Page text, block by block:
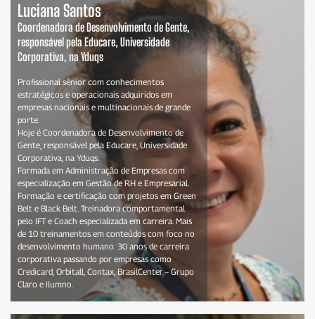
Luciana Santos
Coordenadora de Desenvolvimento de Gente,
responsável pela Educare, Universidade
Corporativa, na Yduqs
Profissional sênior com conhecimentos
estratégicos e operacionais adquiridos em
empresas nacionais e multinacionais de grande
porte.
Hoje é Coordenadora de Desenvolvimento de
Gente, responsável pela Educare, Universidade
Corporativa, na Yduqs.
Formada em Administração de Empresas com
especialização em Gestão de RH e Empresarial.
Formação e certificação com projetos em Green
Belt e Black Belt. Treinadora comportamental
pelo IFT e Coach especializada em carreira. Mais
de 10 treinamentos em conteúdos com foco no
desenvolvimento humano. 30 anos de carreira
corporativa passando por empresas como
Credicard, Orbitall, Contax, BrasilCenter – Grupo
Claro e Ilumno.